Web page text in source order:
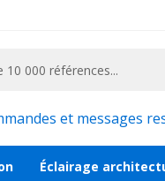
et la
et messages
Éclairage